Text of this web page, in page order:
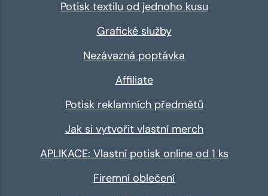
Potisk textilu od jednoho kusu
Grafické služby
Nezávazná poptávka
Affiliate
Potisk reklamních předmětů
Jak si vytvořit vlastní merch
APLIKACE: Vlastní potisk online od 1 ks
Firemní oblečení